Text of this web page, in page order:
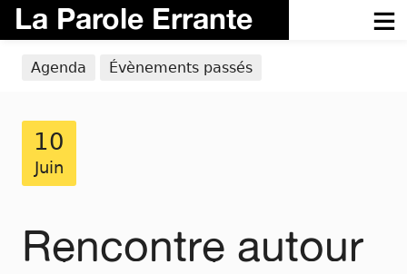
La Parole Errante
Agenda Évènements passés
10
Juin
Rencontre autour